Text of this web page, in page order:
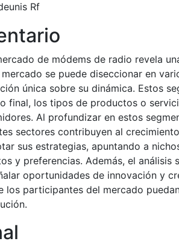
Rf
de módems de radio revela
se puede diseccionar en
única sobre su dinámica. Estos
final, los tipos de productos o
Al profundizar en estos
sectores contribuyen al
sus estrategias, apuntando a
y preferencias. Además, el análisis
oportunidades de innovación y
los participantes del mercado